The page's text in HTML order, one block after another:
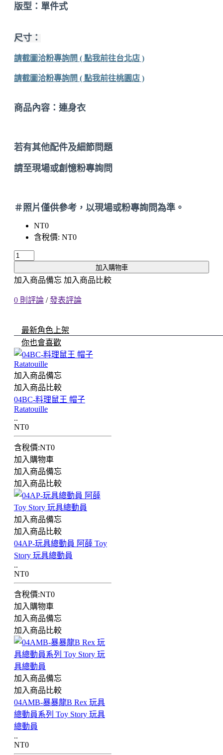
版型：單件式
尺寸：
請截圖洽粉專詢問 ( 點我前往台北店 )
請截圖洽粉專詢問 ( 點我前往桃園店 )
商品內容：連身衣
若有其他配件及細節問題
請至現場或創憶粉專詢問
＃照片僅供參考，以現場或粉專詢問為準。
NT0
含稅價: NT0
加入購物車
加入商品備忘 加入商品比較
0 則評論 /發表評論
最新角色上架
你也會喜歡
加入商品備忘
加入商品比較
04BC-料理鼠王 帽子
Ratatouille
..
NT0
含稅價:NT0
加入購物車
加入商品備忘
加入商品比較
加入商品備忘
加入商品比較
04AP-玩具總動員 阿薛 Toy
Story 玩具總動員
..
NT0
含稅價:NT0
加入購物車
加入商品備忘
加入商品比較
加入商品備忘
加入商品比較
04AMB-暴暴龍B Rex 玩具
總動員系列 Toy Story 玩具
總動員
..
NT0